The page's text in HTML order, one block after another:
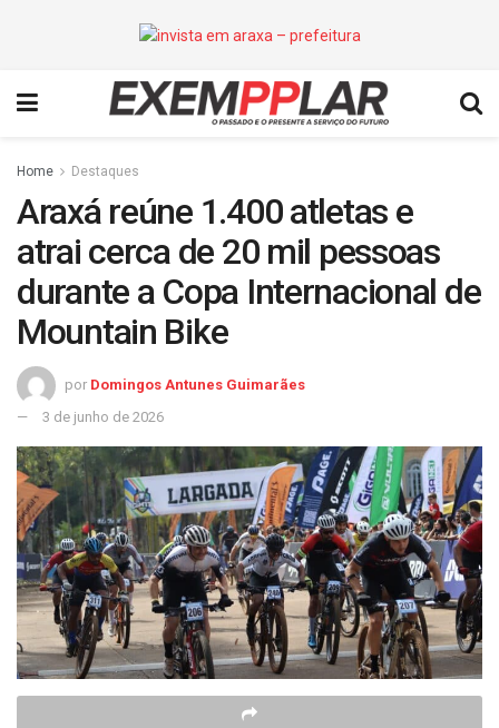
Home Destaques
Araxá reúne 1.400 atletas e
atrai cerca de 20 mil pessoas
durante a Copa Internacional de
Mountain Bike
por Domingos Antunes Guimarães
3 de junho de 2026